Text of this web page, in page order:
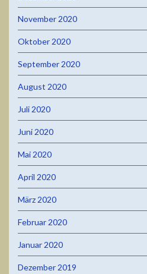
November 2020
Oktober 2020
September 2020
August 2020
Juli 2020
Juni 2020
Mai 2020
April 2020
März 2020
Februar 2020
Januar 2020
Dezember 2019